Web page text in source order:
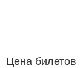
Цена билетов